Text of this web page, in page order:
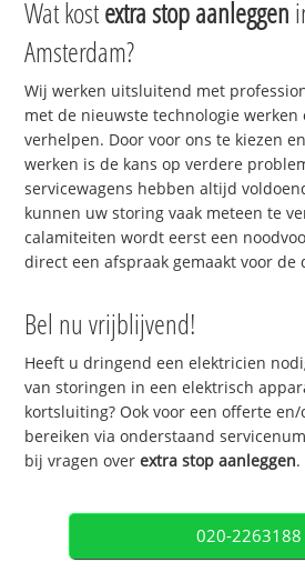
Wat kostextra stop aanleggen
Amsterdam?
Wij werken uitsluitend met
met de nieuwste technologie
verhelpen. Door voor ons te kiezen
werken is de kans op verdere
servicewagens hebben altijd
kunnen uw storing vaak meteen te
calamiteiten wordt eerst een
direct een afspraak gemaakt voor
Bel nu vrijblijvend!
Heeft u dringend een elektricien
van storingen in een elektrisch
kortsluiting? Ook voor een offerte
bereiken via onderstaand
bij vragen overextra stop aanleggen.
020-2263188